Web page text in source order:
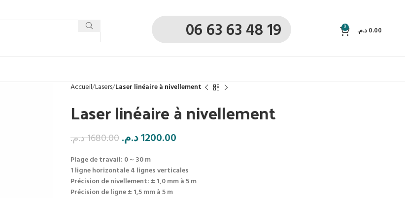
06 63 63 48 19 0 0.00د.م.
Accueil Lasers Laser linéaire à nivellement
Laser linéaire à nivellement
1680.00د.م. 1200.00د.م.
Plage de travail: 0 ~ 30 m
1 ligne horizontale 4 lignes verticales
Précision de nivellement: ± 1,0 mm à 5 m
Précision de ligne ± 1,5 mm à 5 m